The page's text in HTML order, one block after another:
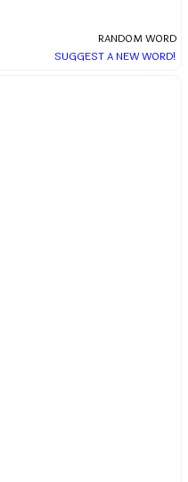
RANDOM WORD
SUGGEST A NEW WORD!